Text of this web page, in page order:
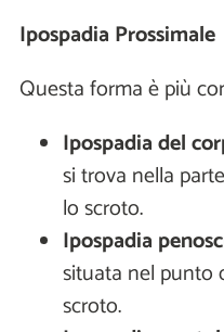
Ipospadia Prossimale
Questa forma è più
Ipospadia del
si trova nella
lo scroto.
Ipospadia
situata nel punto
scroto.